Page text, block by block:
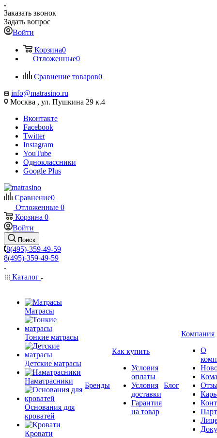
Заказать звонок
Задать вопрос
Войти
Корзина0
Отложенные0
Сравнение товаров0
info@matrasino.ru
Москва , ул. Пушкина 29 к.4
Вконтакте
Facebook
Twitter
Instagram
YouTube
Одноклассники
Google Plus
Сравнение0
Отложенные 0
Корзина 0
Войти
Поиск
8(495)-359-49-59
8(495)-359-49-59
Каталог
Матрасы
Тонкие матрасы
Детские матрасы
Наматрасники
Основания для
кроватей
Кровати
Бренды
Как купить
Условия
оплаты
Условия
доставки
Гарантия
на товар
Блог
Компания
О